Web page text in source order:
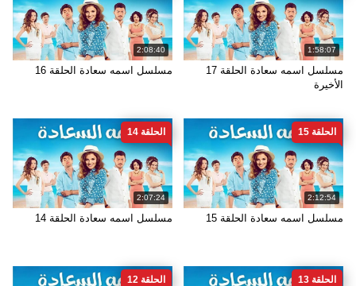
1:58:07
مسلسل اسمه سعادة الحلقة 17
الأخيرة
2:08:40
مسلسل اسمه سعادة الحلقة 16
2:12:54
الحلقة 15
مسلسل اسمه سعادة الحلقة 15
2:07:24
الحلقة 14
مسلسل اسمه سعادة الحلقة 14
الحلقة 13 الحلقة 12